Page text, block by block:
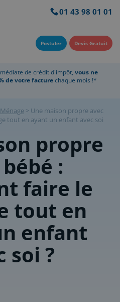
01 43 98 01 01
Postuler Devis Gratuit
de crédit d'impôt, vous ne
de votre facturechaque mois !*
Ménage > Une maison propre avec
tout en ayant un enfant avec soi
propre
:
faire le
tout en
enfant
soi ?